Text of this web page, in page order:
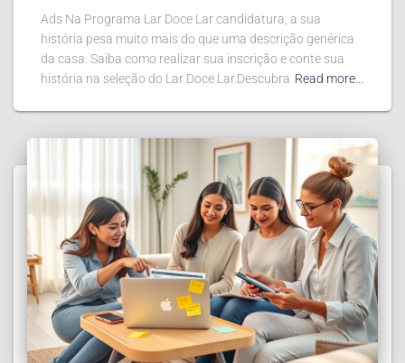
Ads Na Programa Lar Doce Lar candidatura, a sua
história pesa muito mais do que uma descrição genérica
da casa. Saiba como realizar sua inscrição e conte sua
história na seleção do Lar Doce Lar.Descubra Read more…